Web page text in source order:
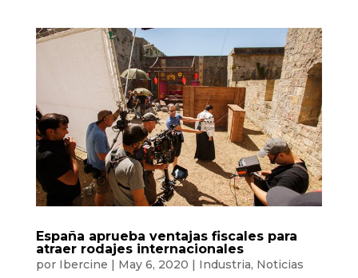
España aprueba ventajas fiscales para
atraer rodajes internacionales
por Ibercine | May 6, 2020 | Industria, Noticias